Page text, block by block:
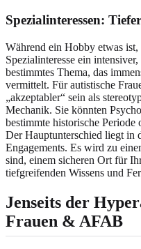
Spezialinteressen:
Während ein Hobby etwas ist,
Spezialinteresse ein
bestimmtes Thema, das
vermittelt. Für autistische
„akzeptabler“ sein als
Mechanik. Sie könnten
bestimmte historische Periode
Der Hauptunterschied liegt in
Engagements. Es wird zu
sind, einem sicheren Ort für
tiefgreifenden Wissens und
Jenseits der
Frauen & AFAB